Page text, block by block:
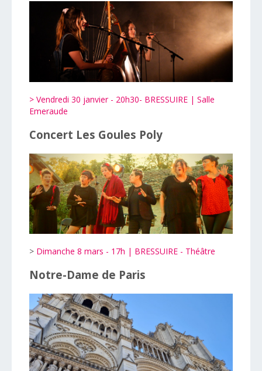
> Vendredi 30 janvier - 20h30- BRESSUIRE | Salle
Emeraude
Concert Les Goules Poly
> Dimanche 8 mars - 17h | BRESSUIRE - Théâtre
Notre-Dame de Paris